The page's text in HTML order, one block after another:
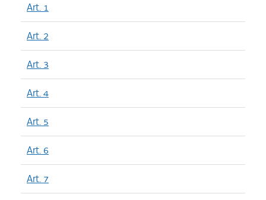
Art. 1
Art. 2
Art. 3
Art. 4
Art. 5
Art. 6
Art. 7